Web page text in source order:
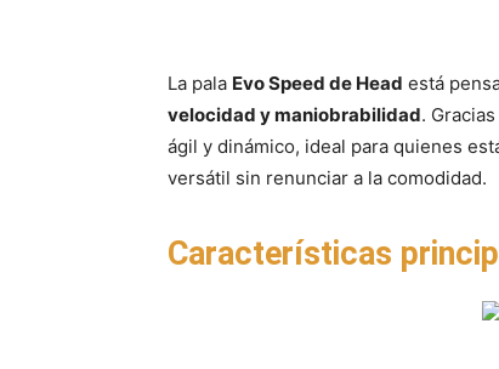
La pala Evo Speed de Head está
velocidad y maniobrabilidad.
ágil y dinámico, ideal para quienes
versátil sin renunciar a la comodidad.
Características